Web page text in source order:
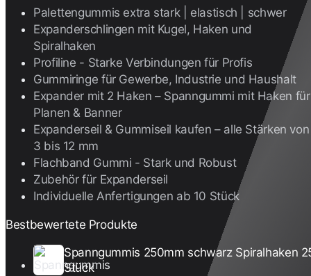
Palettengummis extra stark | elastisch | schwer
Expanderschlingen mit Kugel, Haken und
Spiralhaken
Profiline - Starke Verbindungen für Profis
Gummiringe für Gewerbe, Industrie und Haushalt
Expander mit 2 Haken – Spanngummi mit Haken für
Planen & Banner
Expanderseil & Gummiseil kaufen – alle Stärken von
3 bis 12 mm
Flachband Gummi - Stark und Robust
Zubehör für Expanderseil
Individuelle Anfertigungen ab 10 Stück
Bestbewertete Produkte
Spanngummis 250mm schwarz Spiralhaken
Stück